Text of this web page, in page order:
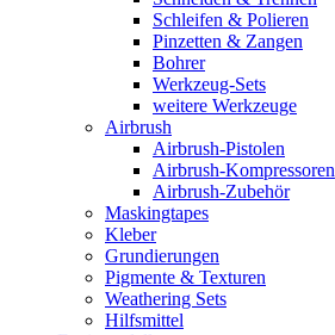
Schleifen & Polieren
Pinzetten & Zangen
Bohrer
Werkzeug-Sets
weitere Werkzeuge
Airbrush
Airbrush-Pistolen
Airbrush-Kompressoren
Airbrush-Zubehör
Maskingtapes
Kleber
Grundierungen
Pigmente & Texturen
Weathering Sets
Hilfsmittel